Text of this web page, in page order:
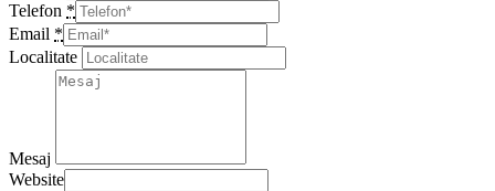
Telefon *
Email *
Localitate
Mesaj
Website